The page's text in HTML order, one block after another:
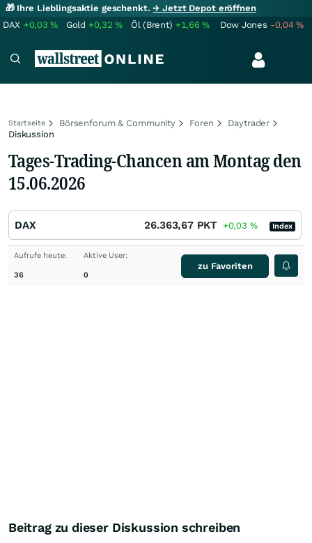
🎁 Ihre Lieblingsaktie geschenkt.→ Jetzt Depot eröffnen
DAX +0,03% Gold +0,32% Öl (Brent) +1,66% Dow Jones -0,04%
Startseite Börsenforum & Community Foren
Daytrader
Diskussion
Tages-Trading-Chancen am Montag den
15.06.2026
DAX 26.363,67 PKT +0,03 % Index
Aufrufe heute:
36
Aktive User:
0
zu Favoriten
Beitrag zu dieser Diskussion schreiben